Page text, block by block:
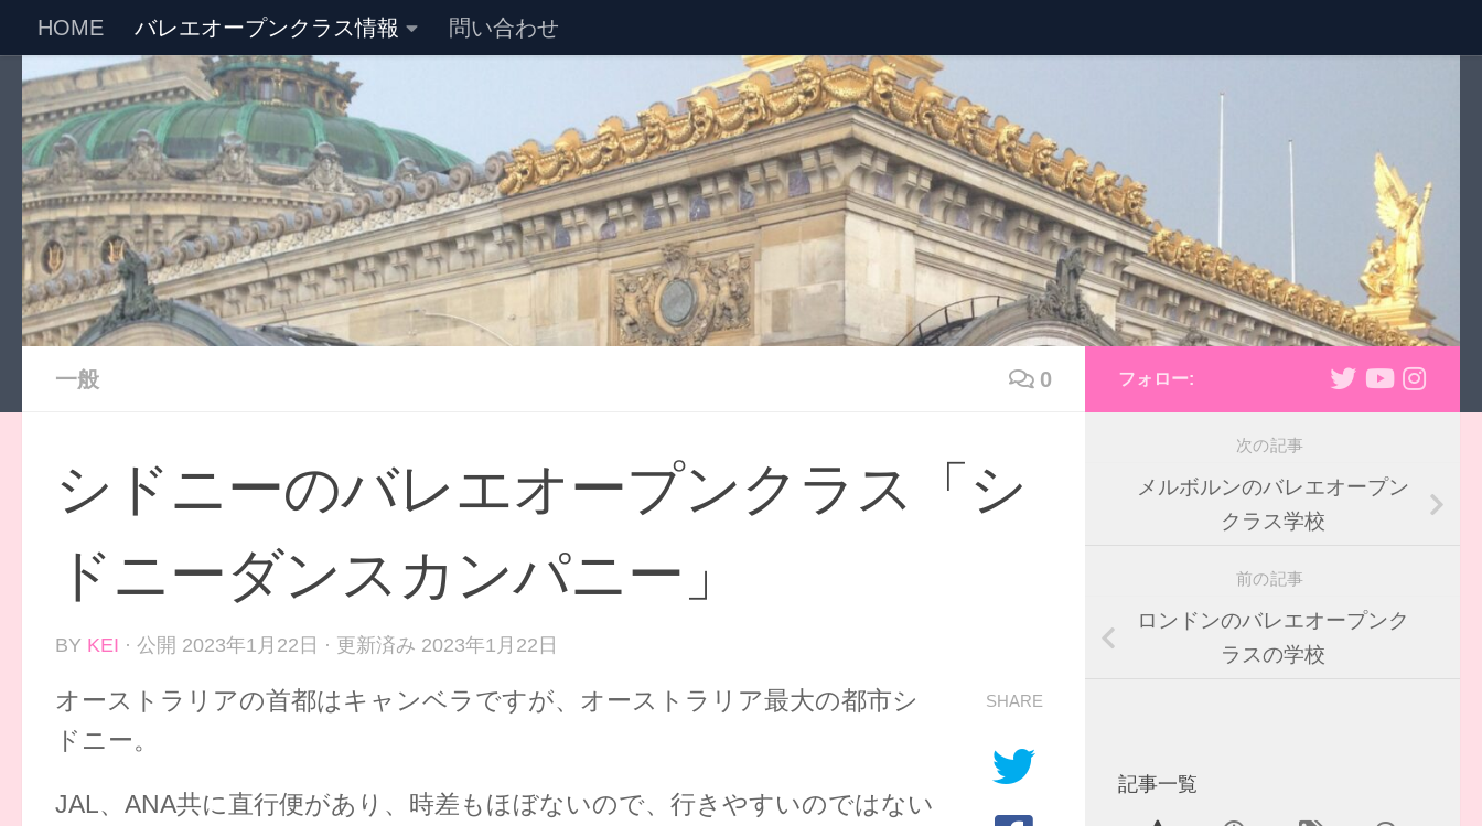
コンテンツの下
HOME バレエオープンクラス情報 問い合わせ
一般 0
シドニーのバレエオープンクラス「シ
ドニーダンスカンパニー」
BY KEI · 公開 2023年1月22日 · 更新済み 2023年1月22日
オーストラリアの首都はキャンベラですが、オーストラリア最大の都市シ
ドニー。
JAL、ANA共に直行便があり、時差もほぼないので、行きやすいのではない
SHARE
フォロー:
次の記事
メルボルンのバレエオープン
クラス学校
前の記事
ロンドンのバレエオープンク
ラスの学校
記事一覧